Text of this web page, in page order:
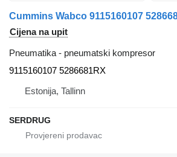
Cijena na upit
Pneumatika - pneumatski kompresor
9115160107 5286681RX
Estonija, Tallinn
SERDRUG